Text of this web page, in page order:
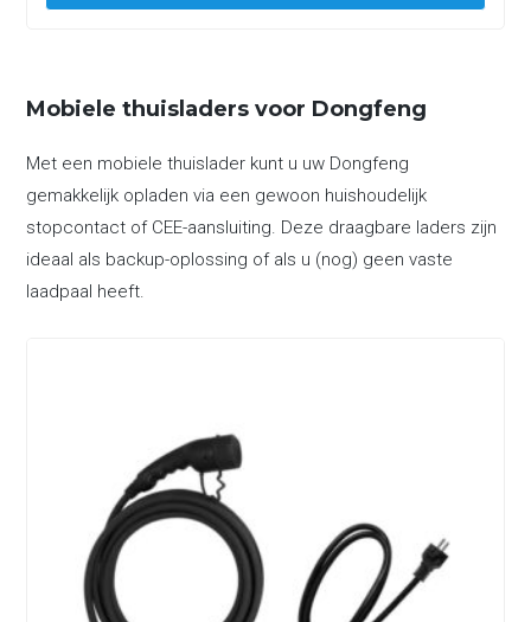
€259,00
Mobiele thuisladers voor Dongfeng
Met een mobiele thuislader kunt u uw Dongfeng
gemakkelijk opladen via een gewoon huishoudelijk
stopcontact of CEE-aansluiting. Deze draagbare laders zijn
ideaal als backup-oplossing of als u (nog) geen vaste
laadpaal heeft.